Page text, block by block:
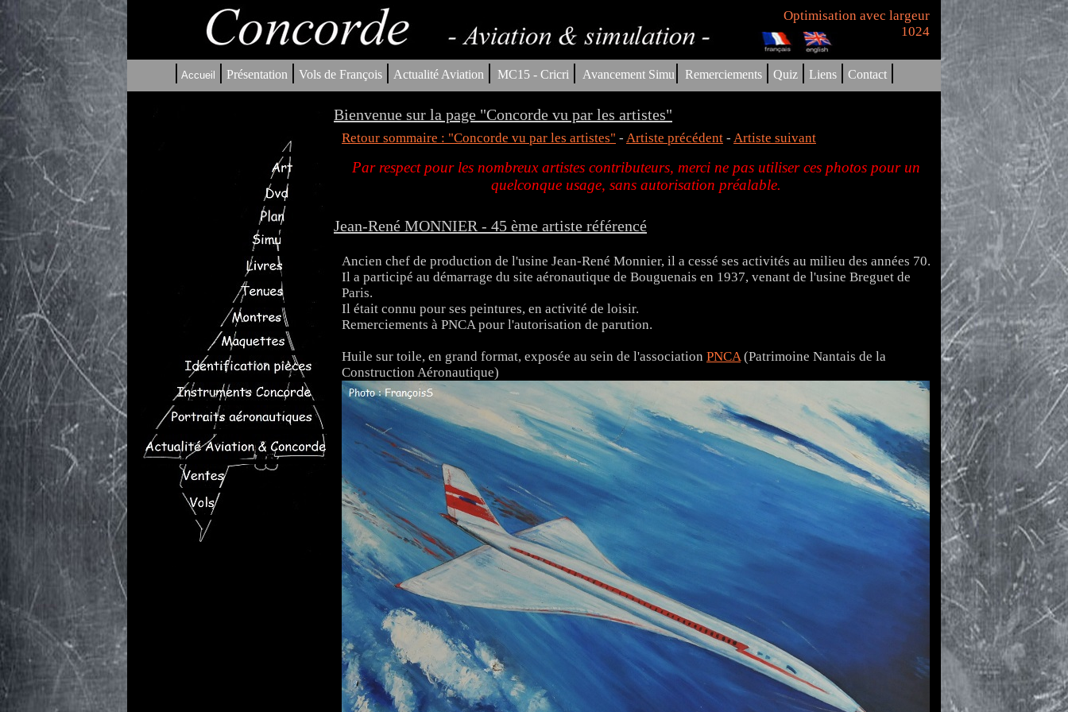
Optimisation avec largeur
1024
| Accueil | Présentation | Vols de François | Actualité Aviation | MC15 - Cricri | Avancement Simu| Remerciements | Quiz | Liens | Contact |
Bienvenue sur la page "Concorde vu par les artistes"
Retour sommaire : "Concorde vu par les artistes" - Artiste précédent - Artiste suivant
Par respect pour les nombreux artistes contributeurs, merci ne pas utiliser ces photos pour un
quelconque usage, sans autorisation préalable.
Jean-René MONNIER - 45 ème artiste référencé
Ancien chef de production de l'usine Jean-René Monnier, il a cessé ses activités au milieu des années 70.
Il a participé au démarrage du site aéronautique de Bouguenais en 1937, venant de l'usine Breguet de
Paris.
Il était connu pour ses peintures, en activité de loisir.
Remerciements à PNCA pour l'autorisation de parution.
Huile sur toile, en grand format, exposée au sein de l'association PNCA(Patrimoine Nantais de la
Construction Aéronautique)